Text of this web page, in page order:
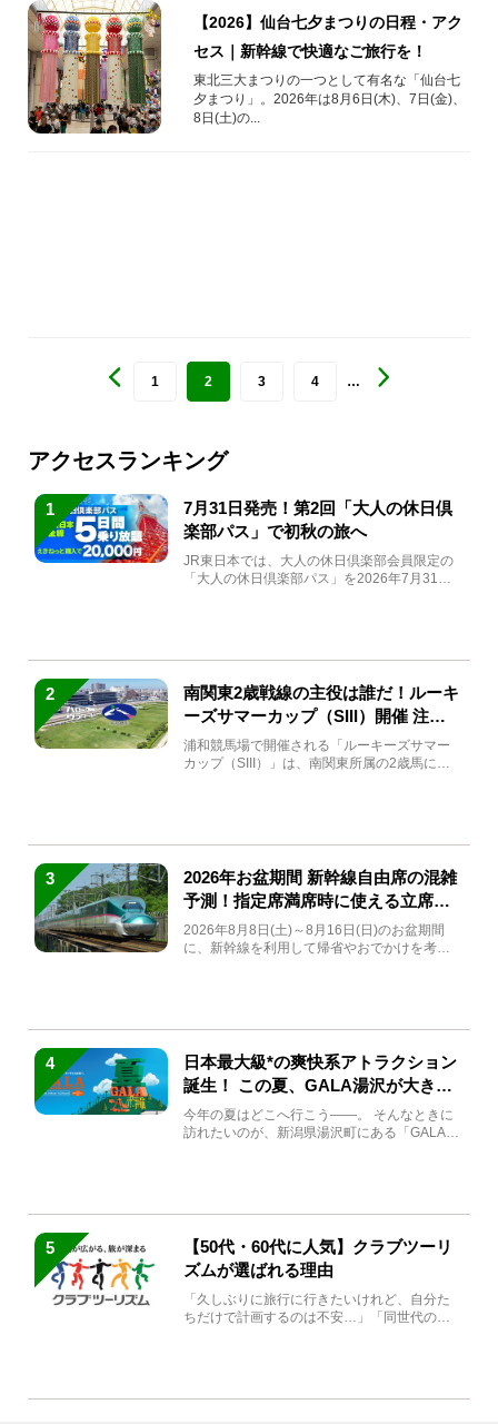
【2026】仙台七夕まつりの日程・アク
セス｜新幹線で快適なご旅行を！
東北三大まつりの一つとして有名な「仙台七
夕まつり」。2026年は8月6日(木)、7日(金)、
8日(土)の...
1 2 3 4 …
アクセスランキング
1
7月31日発売！第2回「大人の休日倶
楽部パス」で初秋の旅へ
JR東日本では、大人の休日倶楽部会員限定の
「大人の休日倶楽部パス」を2026年7月31日
2
南関東2歳戦線の主役は誰だ！ルーキ
ーズサマーカップ（SIII）開催 注目
馬と見どころをチェック
浦和競馬場で開催される「ルーキーズサマー
カップ（SIII）」は、南関東所属の2歳馬によ
3
2026年お盆期間 新幹線自由席の混雑
予測！指定席満席時に使える立席特
急券も解説
2026年8月8日(土)～8月16日(日)のお盆期間
に、新幹線を利用して帰省やおでかけを考え
4
日本最大級*の爽快系アトラクション
誕生！ この夏、GALA湯沢が大きく
生まれ変わる
今年の夏はどこへ行こう――。 そんなときに
訪れたいのが、新潟県湯沢町にある「GALA湯
5
【50代・60代に人気】クラブツーリ
ズムが選ばれる理由
「久しぶりに旅行に行きたいけれど、自分た
ちだけで計画するのは不安…」「同世代の方